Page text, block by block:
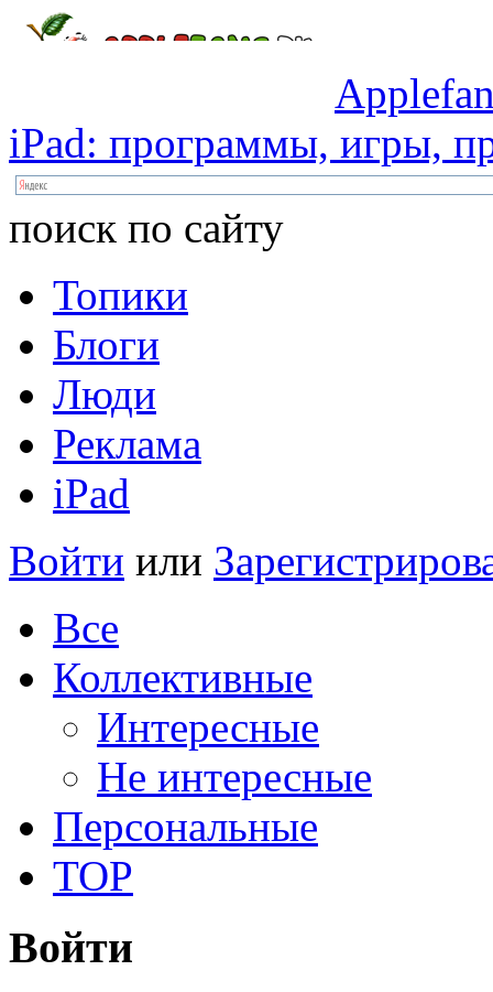
iPad: программы, игры,
поиск по сайту
Топики
Блоги
Люди
Реклама
iPad
Войти или
Все
Коллективные
Интересные
Не интересные
Персональные
TOP
Войти